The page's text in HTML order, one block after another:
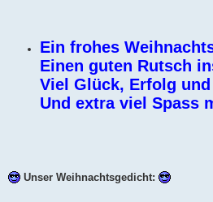
Ein frohes
Einen guten Rutsch
Viel Glück, Erfolg
Und extra viel Spass
Unser Weihnachtsgedicht: